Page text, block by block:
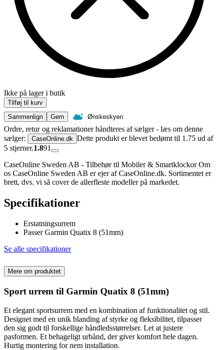
Ikke på lager i butik
Tilføj til kurv
Sammenlign
Gem Ønskeskyen
Ordre, retur og reklamationer håndteres af sælger - læs om denne
sælger:
CaseOnline.dk Dette produkt er blevet bedømt til 1.75 ud af
5 stjerner.1.891
CaseOnline Sweden AB - Tilbehør til Mobiler & Smartklockor Om
os CaseOnline Sweden AB er ejer af CaseOnline.dk. Sortimentet er
brett, dvs. vi så cover de allerfleste modeller på markedet.
Specifikationer
Erstatningsurrem
Passer Garmin Quatix 8 (51mm)
Se alle specifikationer
Mere om produktet
Sport urrem til Garmin Quatix 8 (51mm)
Et elegant sportsurrem med en kombination af funktionalitet og stil.
Designet med en unik blanding af styrke og fleksibilitet, tilpasser
den sig godt til forskellige håndledsstørrelser. Let at justere
pasformen. Et behageligt urbånd, der giver komfort hele dagen.
Hurtig montering for nem installation.